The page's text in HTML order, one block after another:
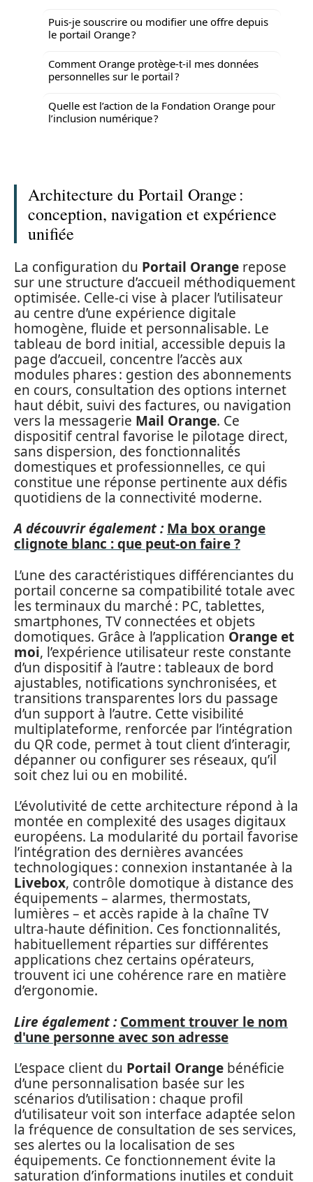
Puis-je souscrire ou modifier une offre depuis
le portail Orange ?
Comment Orange protège-t-il mes données
personnelles sur le portail ?
Quelle est l’action de la Fondation Orange pour
l’inclusion numérique ?
Architecture du Portail Orange :
conception, navigation et expérience
unifiée
La configuration du Portail Orange repose
sur une structure d’accueil méthodiquement
optimisée. Celle-ci vise à placer l’utilisateur
au centre d’une expérience digitale
homogène, fluide et personnalisable. Le
tableau de bord initial, accessible depuis la
page d’accueil, concentre l’accès aux
modules phares : gestion des abonnements
en cours, consultation des options internet
haut débit, suivi des factures, ou navigation
vers la messagerie Mail Orange. Ce
dispositif central favorise le pilotage direct,
sans dispersion, des fonctionnalités
domestiques et professionnelles, ce qui
constitue une réponse pertinente aux défis
quotidiens de la connectivité moderne.
A découvrir également : Ma box orange
clignote blanc : que peut-on faire ?
L’une des caractéristiques différenciantes du
portail concerne sa compatibilité totale avec
les terminaux du marché : PC, tablettes,
smartphones, TV connectées et objets
domotiques. Grâce à l’application Orange et
moi, l’expérience utilisateur reste constante
d’un dispositif à l’autre : tableaux de bord
ajustables, notifications synchronisées, et
transitions transparentes lors du passage
d’un support à l’autre. Cette visibilité
multiplateforme, renforcée par l’intégration
du QR code, permet à tout client d’interagir,
dépanner ou configurer ses réseaux, qu’il
soit chez lui ou en mobilité.
L’évolutivité de cette architecture répond à la
montée en complexité des usages digitaux
européens. La modularité du portail favorise
l’intégration des dernières avancées
technologiques : connexion instantanée à la
Livebox, contrôle domotique à distance des
équipements – alarmes, thermostats,
lumières – et accès rapide à la chaîne TV
ultra-haute définition. Ces fonctionnalités,
habituellement réparties sur différentes
applications chez certains opérateurs,
trouvent ici une cohérence rare en matière
d’ergonomie.
Lire également : Comment trouver le nom
d'une personne avec son adresse
L’espace client du Portail Orange bénéficie
d’une personnalisation basée sur les
scénarios d’utilisation : chaque profil
d’utilisateur voit son interface adaptée selon
la fréquence de consultation de ses services,
ses alertes ou la localisation de ses
équipements. Ce fonctionnement évite la
saturation d’informations inutiles et conduit